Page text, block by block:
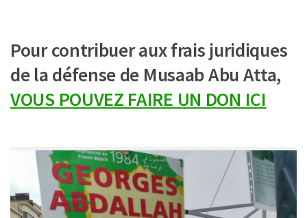
Pour contribuer aux frais juridiques
de la défense de Musaab Abu Atta,
VOUS POUVEZ FAIRE UN DON ICI